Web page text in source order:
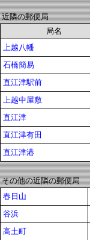
近隣の郵便局
局名
上越八幡
石橋簡易
直江津駅前
上越中屋敷
直江津
直江津有田
直江津港
その他の近隣の郵便局
春日山
谷浜
高土町